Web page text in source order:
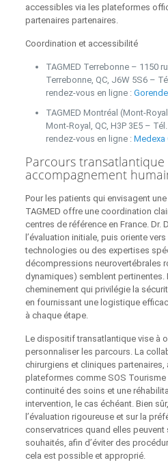
accessibles via les plateformes
partenaires partenaires.
Coordination et accessibilité
TAGMED Terrebonne – 1150
Terrebonne, QC, J6W 5S6 –
rendez‑vous en ligne :
TAGMED Montréal
Mont‑Royal, QC, H3P 3E5 –
rendez‑vous en ligne : Medexa
Parcours transatlantique
accompagnement
Pour les patients qui envisagent
TAGMED offre une coordination
centres de référence en France. Dr.
l’évaluation initiale, puis oriente
technologies ou des expertises
décompressions neurovertébrales
dynamiques) semblent pertinentes.
cheminement qui privilégie la
en fournissant une logistique
à chaque étape.
Le dispositif transatlantique vise à
personnaliser les parcours. La
chirurgiens et cliniques partenaires,
plateformes comme SOS
continuité des soins et une
intervention, le cas échéant. Bien
l’évaluation rigoureuse et sur la
conservatrices quand elles
souhaités, afin d’éviter des
cela est possible et approprié.